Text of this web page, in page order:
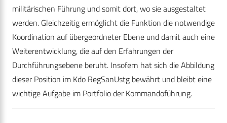
militärischen Führung und somit dort, wo sie ausgestaltet
werden. Gleichzeitig ermöglicht die Funktion die notwendige
Koordination auf übergeordneter Ebene und damit auch eine
Weiterentwicklung, die auf den Erfahrungen der
Durchführungsebene beruht. Insofern hat sich die Abbildung
dieser Position im Kdo RegSanUstg bewährt und bleibt eine
wichtige Aufgabe im Portfolio der Kommandoführung.